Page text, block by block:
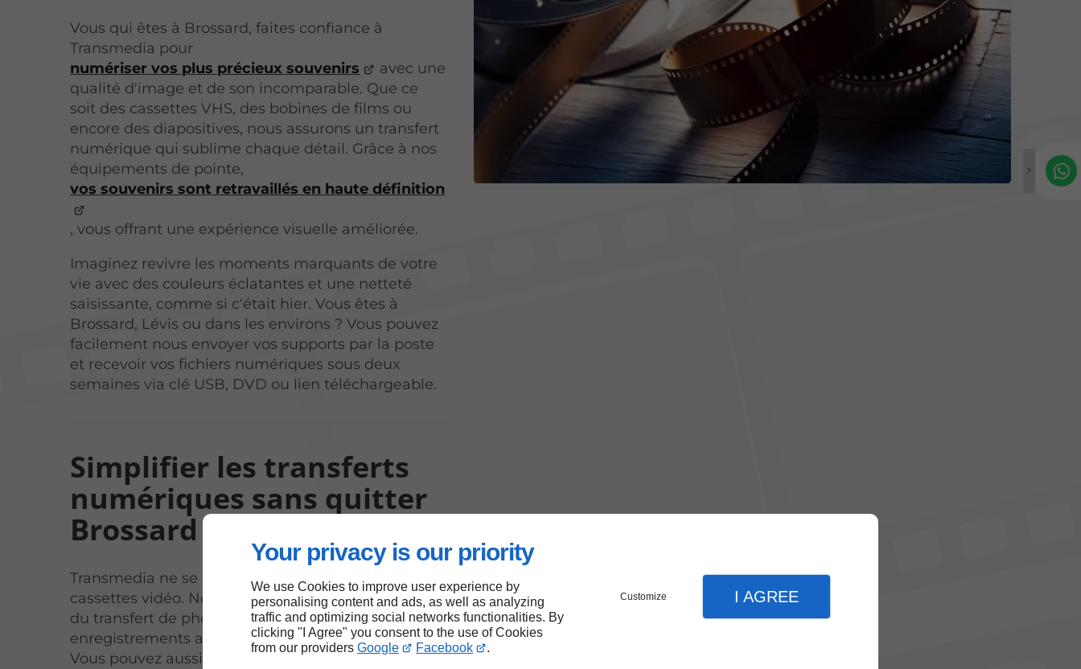
Your privacy is our priority
We use Cookies to improve user experience by
personalising content and ads, as well as analyzing
traffic and optimizing social networks functionalities. By
clicking "I Agree" you consent to the use of Cookies
from our providers Google Facebook .
Customize I AGREE
Vous qui êtes à Brossard, faites confiance à
Transmedia pour
numériser vos plus précieux souvenirs
avec une
qualité d'image et de son incomparable. Que ce
soit des cassettes VHS, des bobines de films ou
encore des diapositives, nous assurons un transfert
numérique qui sublime chaque détail. Grâce à nos
équipements de pointe,
vos souvenirs sont retravaillés en haute définition
, vous offrant une expérience visuelle améliorée.
Imaginez revivre les moments marquants de votre
vie avec des couleurs éclatantes et une netteté
saisissante, comme si c'était hier. Vous êtes à
Brossard, Lévis ou dans les environs ? Vous pouvez
facilement nous envoyer vos supports par la poste
et recevoir vos fichiers numériques sous deux
semaines via clé USB, DVD ou lien téléchargeable.
Simplifier les transferts
numériques sans quitter
Brossard
Transmedia ne se limite pas à la numérisation de
cassettes vidéo. Nous nous occupons également
du transfert de photos, diapositives et
enregistrements audio. Vous résidez à Brossard ?
Vous pouvez aussi déposer vos supports